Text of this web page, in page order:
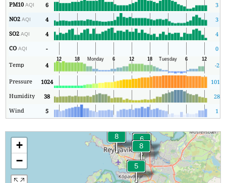
PM10AQI 6
3
NO2AQI 4
3
SO2AQI 4
4
COAQI - 0
Temp 4 -2
Pressure 1024 1011
Humidity
38
28
Wind
5 1
+
−